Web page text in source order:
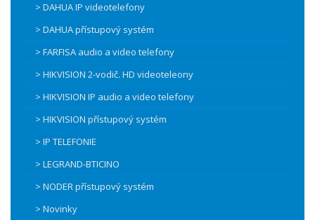
> DAHUA IP videotelefony
> DAHUA přístupový systém
> FARFISA audio a video telefony
> HIKVISION 2-vodič. HD videoteleony
> HIKVISION IP audio a video telefony
> HIKVISION přístupový systém
> IP TELEFONIE
> LEGRAND-BTICINO
> NODER přístupový systém
> Novinky